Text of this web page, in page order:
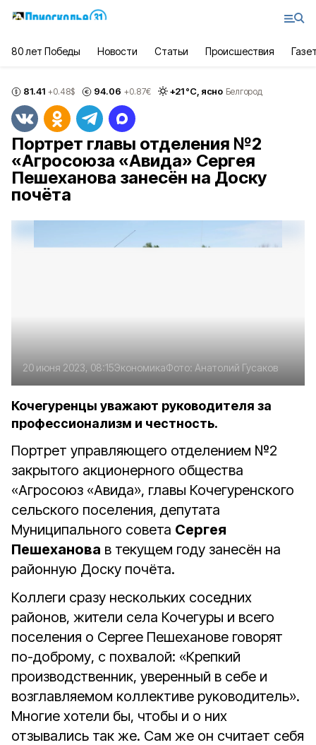
80 лет Победы Новости Статьи Происшествия
81.41 +0.48$ 94.06 +0.87€ +21°С, ясно Белгород
Портрет главы отделения №2
«Агросоюза «Авида» Сергея
Пешеханова занесён на Доску
почёта
20 июня 2023, 08:15ЭкономикаФото: Анатолий Гусаков
Кочегуренцы уважают руководителя за
профессионализм и честность.
Портрет управляющего отделением №2
закрытого акционерного общества
«Агросоюз «Авида», главы Кочегуренского
сельского поселения, депутата
Муниципального совета Сергея
Пешеханова в текущем году занесён на
районную Доску почёта.
Коллеги сразу нескольких соседних
районов, жители села Кочегуры и всего
поселения о Сергее Пешеханове говорят
по-доброму, с похвалой: «Крепкий
производственник, уверенный в себе и
возглавляемом коллективе руководитель».
Многие хотели бы, чтобы и о них
отзывались так же. Сам же он считает себя